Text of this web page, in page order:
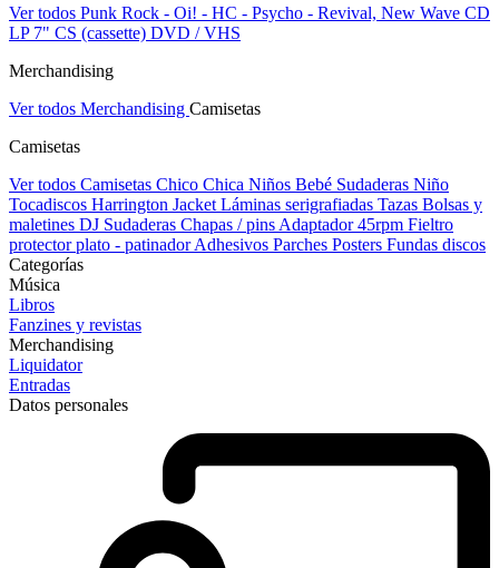
Ver todos Punk Rock - Oi! - HC - Psycho - Revival, New Wave CD
LP 7" CS (cassette) DVD / VHS
Merchandising
Ver todos Merchandising Camisetas
Camisetas
Ver todos Camisetas Chico Chica Niños Bebé Sudaderas Niño
Tocadiscos Harrington Jacket Láminas serigrafiadas Tazas Bolsas y
maletines DJ Sudaderas Chapas / pins Adaptador 45rpm Fieltro
protector plato - patinadorAdhesivos Parches Posters Fundas discos
Categorías
Música
Libros
Fanzines y revistas
Merchandising
Liquidator
Entradas
Datos personales